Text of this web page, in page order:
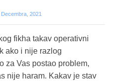
2021
fikha takav operativni
ako i nije razlog
za Vas postao problem,
nije haram. Kakav je stav